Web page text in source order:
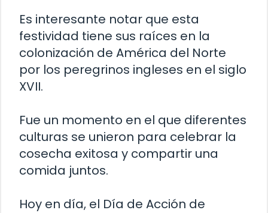
Es interesante notar que esta
festividad tiene sus raíces en la
colonización de América del Norte
por los peregrinos ingleses en el siglo
XVII.
Fue un momento en el que diferentes
culturas se unieron para celebrar la
cosecha exitosa y compartir una
comida juntos.
Hoy en día, el Día de Acción de